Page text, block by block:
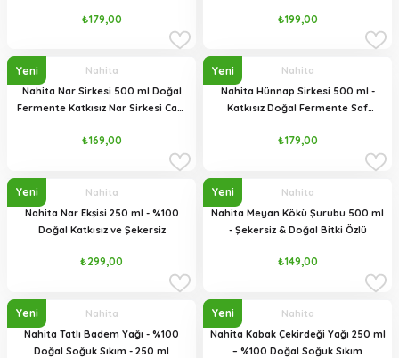
₺179,00 ₺199,00
Yeni
Nahita
Nahita Nar Sirkesi 500 ml Doğal
Fermente Katkısız Nar Sirkesi Cam
₺169,00
Yeni
Nahita
Nahita Hünnap Sirkesi 500 ml -
Katkısız Doğal Fermente Saf
₺179,00
Yeni
Nahita
Nahita Nar Ekşisi 250 ml - %100
Doğal Katkısız ve Şekersiz
₺299,00
Yeni
Nahita
Nahita Meyan Kökü Şurubu 500 ml
- Şekersiz & Doğal Bitki Özlü
₺149,00
Yeni
Nahita
Nahita Tatlı Badem Yağı - %100
Doğal Soğuk Sıkım - 250 ml
Yeni
Nahita
Nahita Kabak Çekirdeği Yağı 250 ml
– %100 Doğal Soğuk Sıkım